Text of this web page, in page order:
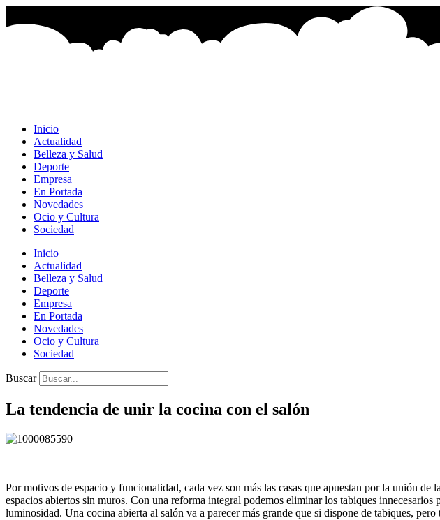
al
Inicio
Actualidad
Belleza y Salud
Deporte
Empresa
En Portada
Novedades
Ocio y Cultura
Sociedad
Inicio
Actualidad
Belleza y Salud
Deporte
Empresa
En Portada
Novedades
Ocio y Cultura
Sociedad
Buscar
La tendencia de unir la cocina con el salón
Por motivos de espacio y funcionalidad, cada vez son más las casas que apuestan por la unión
espacios abiertos sin muros. Con una reforma integral podemos eliminar los tabiques
luminosidad. Una cocina abierta al salón va a parecer más grande que si dispone de tabiques,